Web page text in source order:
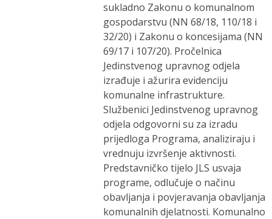
sukladno Zakonu o komunalnom
gospodarstvu (NN 68/18, 110/18 i
32/20) i Zakonu o koncesijama (NN
69/17 i 107/20). Pročelnica
Jedinstvenog upravnog odjela
izrađuje i ažurira evidenciju
komunalne infrastrukture.
Službenici Jedinstvenog upravnog
odjela odgovorni su za izradu
prijedloga Programa, analiziraju i
vrednuju izvršenje aktivnosti.
Predstavničko tijelo JLS usvaja
programe, odlučuje o načinu
obavljanja i povjeravanja obavljanja
komunalnih djelatnosti. Komunalno